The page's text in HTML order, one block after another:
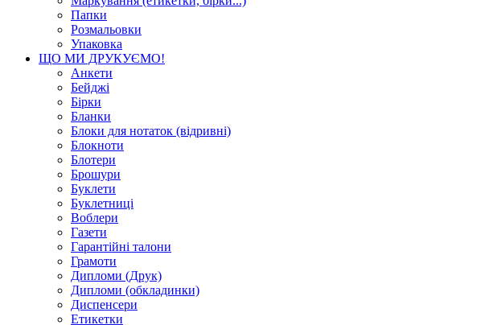
Папки
Розмальовки
Упаковка
ЩО МИ ДРУКУЄМО!
Анкети
Бейджі
Бірки
Бланки
Блоки для нотаток (відривні)
Блокноти
Блотери
Брошури
Буклети
Буклетниці
Воблери
Газети
Гарантійні талони
Грамоти
Дипломи (Друк)
Дипломи (обкладинки)
Диспенсери
Етикетки